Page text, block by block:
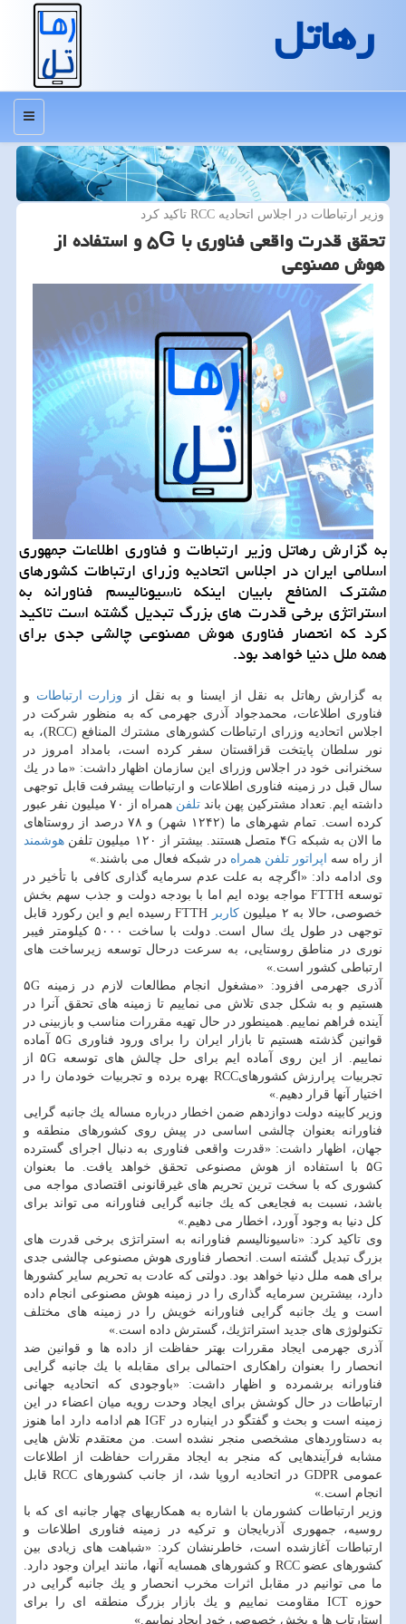
رهاتل
منو
وزیر ارتباطات در اجلاس اتحادیه RCC تاكید كرد
تحقق قدرت واقعی فناوری با ۵G و استفاده از
هوش مصنوعی
به گزارش رهاتل وزیر ارتباطات و فناوری اطلاعات جمهوری
اسلامی ایران در اجلاس اتحادیه وزرای ارتباطات كشورهای
مشترك المنافع بابیان اینكه ناسیونالیسم فناورانه به
استراتژی برخی قدرت های بزرگ تبدیل گشته است تاكید
كرد كه انحصار فناوری هوش مصنوعی چالشی جدی برای
همه ملل دنیا خواهد بود. ​
به گزارش رهاتل به نقل از ایسنا و به نقل از وزارت ارتباطات و
فناوری اطلاعات، محمدجواد آذری جهرمی كه به منظور شركت در
اجلاس اتحادیه وزرای ارتباطات كشورهای مشترك المنافع (RCC)، به
نور سلطان پایتخت قزاقستان سفر كرده است، بامداد امروز در
سخنرانی خود در اجلاس وزرای این سازمان اظهار داشت: «ما در یك
سال قبل در زمینه فناوری اطلاعات و ارتباطات پیشرفت قابل توجهی
داشته ایم. تعداد مشتركین پهن باند تلفن
همراه از ۷۰ میلیون نفر عبور
كرده است. تمام شهرهای ما (۱۲۴۲ شهر) و ۷۸ درصد از روستاهای
ما الان به شبكه ۴G متصل هستند. بیشتر از ۱۲۰ میلیون تلفن
هوشمند
از راه سه اپراتور تلفن همراه در شبكه فعال می باشند.»
وی ادامه داد: «اگرچه به علت عدم سرمایه گذاری كافی با تأخیر در
توسعه FTTH مواجه بوده ایم اما با بودجه دولت و جذب سهم بخش
خصوصی، حالا به ۲ میلیون
كاربر
FTTH رسیده ایم و این ركورد قابل
توجهی در طول یك سال است. دولت با ساخت ۵۰۰۰ كیلومتر فیبر
نوری در مناطق روستایی، به سرعت درحال توسعه زیرساخت های
ارتباطی كشور است.»
آذری جهرمی افزود: «مشغول انجام مطالعات لازم در زمینه ۵G
هستیم و به شكل جدی تلاش می نماییم تا زمینه های تحقق آنرا در
آینده فراهم نماییم. همینطور در حال تهیه مقررات مناسب و بازبینی در
قوانین گذشته هستیم تا بازار ایران را برای ورود فناوری ۵G آماده
نماییم. از این روی آماده ایم برای حل چالش های توسعه ۵G از
تجربیات پرارزش كشورهایRCC بهره برده و تجربیات خودمان را در
اختیار آنها قرار دهیم.»
وزیر كابینه دولت دوازدهم ضمن اخطار درباره مساله یك جانبه گرایی
فناورانه بعنوان چالشی اساسی در پیش روی كشورهای منطقه و
جهان، اظهار داشت: «قدرت واقعی فناوری به دنبال اجرای گسترده
۵G با استفاده از هوش مصنوعی تحقق خواهد یافت. ما بعنوان
كشوری كه با سخت ترین تحریم های غیرقانونی اقتصادی مواجه می
باشد، نسبت به فجایعی كه یك جانبه گرایی فناورانه می تواند برای
كل دنیا به وجود آورد، اخطار می دهیم.»
وی تاكید كرد: «ناسیونالیسم فناورانه به استراتژی برخی قدرت های
بزرگ تبدیل گشته است. انحصار فناوری هوش مصنوعی چالشی جدی
برای همه ملل دنیا خواهد بود. دولتی كه عادت به تحریم سایر كشورها
دارد، بیشترین سرمایه گذاری را در زمینه هوش مصنوعی انجام داده
است و یك جانبه گرایی فناورانه خویش را در زمینه های مختلف
تكنولوژی های جدید استراتژیك، گسترش داده است.»
آذری جهرمی ایجاد مقررات بهتر حفاظت از داده ها و قوانین ضد
انحصار را بعنوان راهكاری احتمالی برای مقابله با یك جانبه گرایی
فناورانه برشمرده و اظهار داشت: «باوجودی كه اتحادیه جهانی
ارتباطات در حال كوشش برای ایجاد وحدت رویه میان اعضاء در این
زمینه است و بحث و گفتگو در اینباره در IGF هم ادامه دارد اما هنوز
به دستاوردهای مشخصی منجر نشده است. من معتقدم تلاش هایی
مشابه فرآیندهایی كه منجر به ایجاد مقررات حفاظت از اطلاعات
عمومی GDPR در اتحادیه اروپا شد، از جانب كشورهای RCC قابل
انجام است.»
وزیر ارتباطات كشورمان با اشاره به همكاریهای چهار جانبه ای كه با
روسیه، جمهوری آذربایجان و تركیه در زمینه فناوری اطلاعات و
ارتباطات آغازشده است، خاطرنشان كرد: «شباهت های زیادی بین
كشورهای عضو RCC و كشورهای همسایه آنها، مانند ایران وجود دارد.
ما می توانیم در مقابل اثرات مخرب انحصار و یك جانبه گرایی در
حوزه ICT مقاومت نماییم و یك بازار بزرگ منطقه ای را برای
استارتاپ ها و بخش خصوصی خود ایجاد نماییم.»